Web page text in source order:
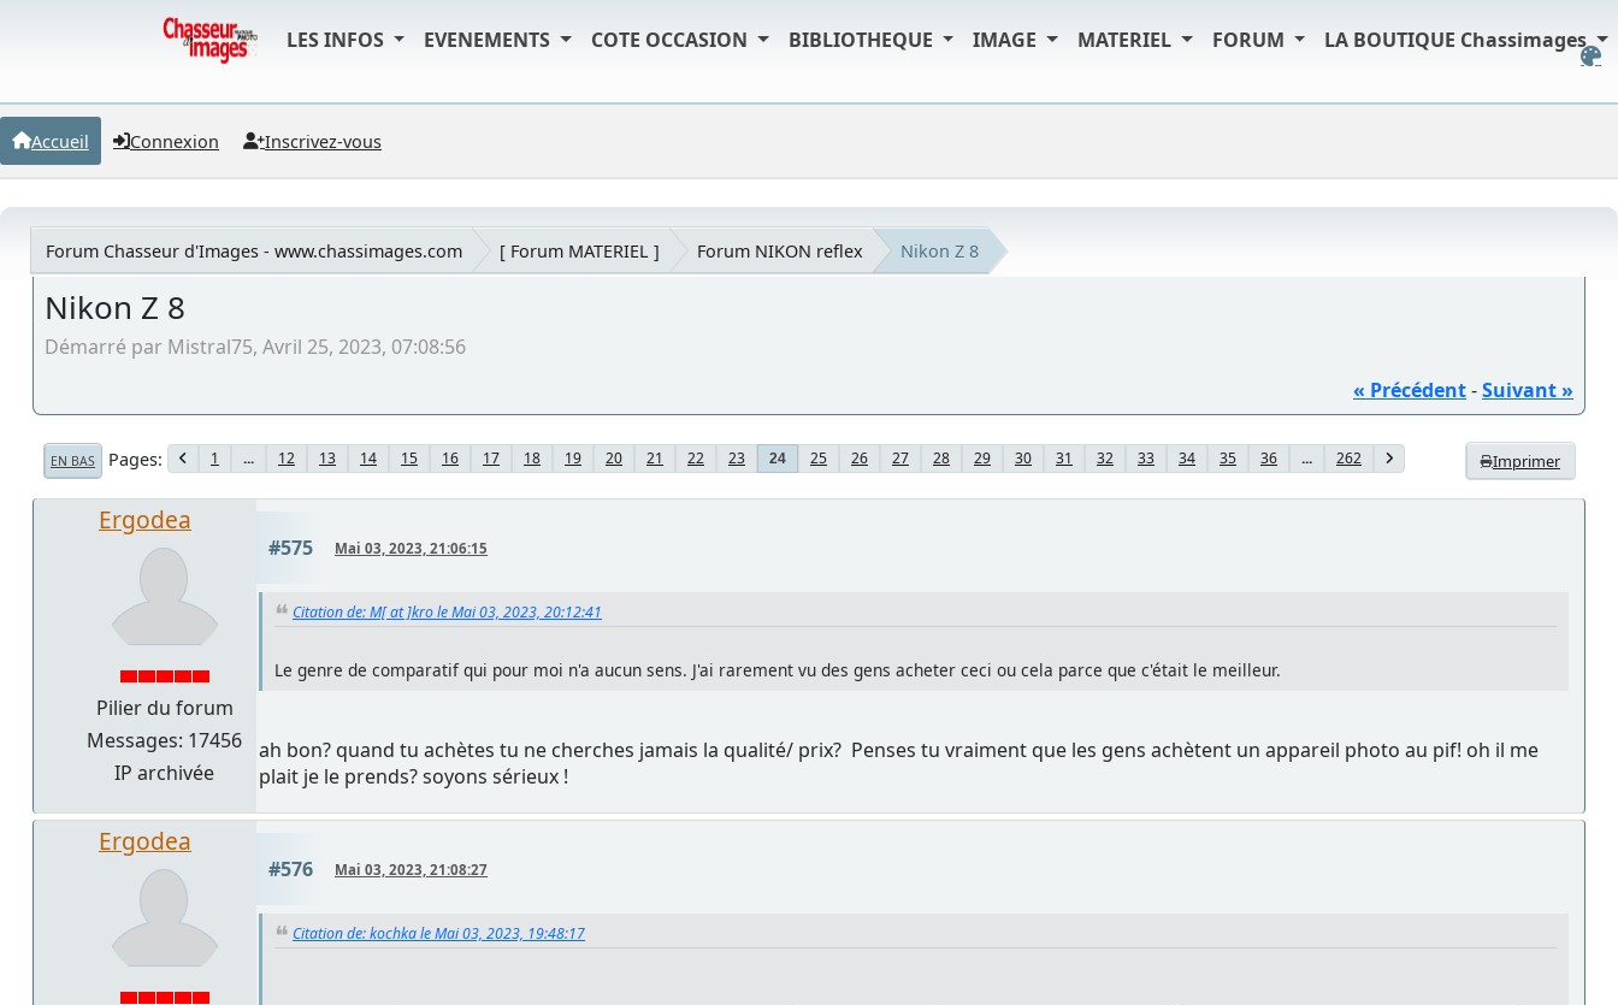
LES INFOS EVENEMENTS COTE OCCASION BIBLIOTHEQUE IMAGE MATERIEL FORUM LA BOUTIQUE Chassimages
Accueil Connexion Inscrivez-vous
Forum Chasseur d'Images - www.chassimages.com [ Forum MATERIEL ] Forum NIKON reflex Nikon Z 8
Nikon Z 8
Démarré par Mistral75, Avril 25, 2023, 07:08:56
« Précédent-Suivant »
Imprimer
EN BAS Pages 1 ... 12 13 14 15 16 17 18 19 20 21 22 23 24 25 26 27 28 29 30 31 32 33 34 35 36 ... 262
Ergodea
Pilier du forum
Messages: 17456
IP archivée
#575 Mai 03, 2023, 21:06:15
Citation de: M[ at ]kro le Mai 03, 2023, 20:12:41
Le genre de comparatif qui pour moi n'a aucun sens. J'ai rarement vu des gens acheter ceci ou cela parce que c'était le meilleur.
ah bon? quand tu achètes tu ne cherches jamais la qualité/ prix? Penses tu vraiment que les gens achètent un appareil photo au pif! oh il me
plait je le prends? soyons sérieux !
Ergodea
#576 Mai 03, 2023, 21:08:27
Citation de: kochka le Mai 03, 2023, 19:48:17